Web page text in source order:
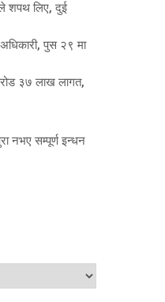
शपथ लिए, दुई
पुस २९ मा
३७ लाख लागत,
नभए सम्पूर्ण इन्धन